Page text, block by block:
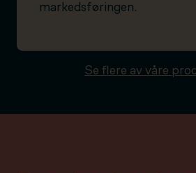
markedsføringen.
Se flere av våre